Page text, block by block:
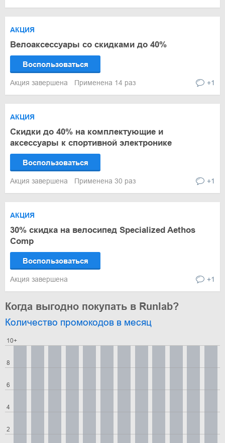
АКЦИЯ
Велоаксессуары со скидками до 40%
Воспользоваться
Акция завершена Применена 14 раз +1
АКЦИЯ
Скидки до 40% на комплектующие и
аксессуары к спортивной электронике
Воспользоваться
Акция завершена Применена 30 раз +1
АКЦИЯ
30% скидка на велосипед Specialized Aethos
Comp
Воспользоваться
Акция завершена +1
Когда выгодно покупать в Runlab?
Количество промокодов в месяц
2
4
6
8
10+